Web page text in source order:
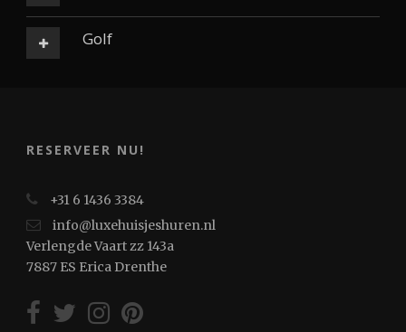
Golf
RESERVEER NU!
+31 6 1436 3384
info@luxehuisjeshuren.nl
Verlengde Vaart zz 143a
7887 ES Erica Drenthe